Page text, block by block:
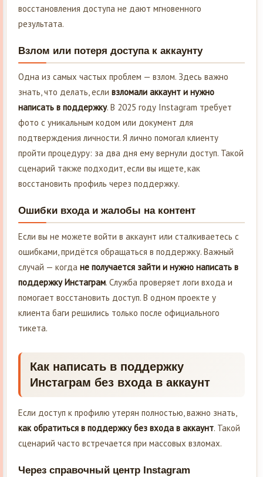
восстановления доступа не дают мгновенного
результата.
Взлом или потеря доступа к аккаунту
Одна из самых частых проблем — взлом. Здесь важно
знать, что делать, если взломали аккаунт и нужно
написать в поддержку. В 2025 году Instagram требует
фото с уникальным кодом или документ для
подтверждения личности. Я лично помогал клиенту
пройти процедуру: за два дня ему вернули доступ. Такой
сценарий также подходит, если вы ищете, как
восстановить профиль через поддержку.
Ошибки входа и жалобы на контент
Если вы не можете войти в аккаунт или сталкиваетесь с
ошибками, придётся обращаться в поддержку. Важный
случай — когда не получается зайти и нужно написать в
поддержку Инстаграм. Служба проверяет логи входа и
помогает восстановить доступ. В одном проекте у
клиента баги решились только после официального
тикета.
Как написать в поддержку
Инстаграм без входа в аккаунт
Если доступ к профилю утерян полностью, важно знать,
как обратиться в поддержку без входа в аккаунт. Такой
сценарий часто встречается при массовых взломах.
Через справочный центр Instagram